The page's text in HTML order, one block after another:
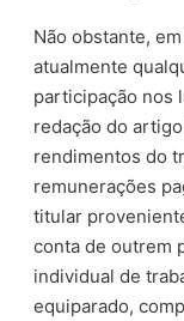
Não obstante,
atualmente
participação nos
redação do
rendimentos do
remunerações
titular
conta de outrem
individual de
equiparado,